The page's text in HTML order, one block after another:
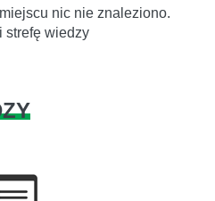
nic nie znaleziono.
strefę wiedzy